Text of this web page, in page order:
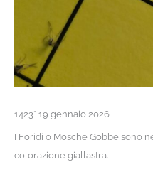
1423* 19 gennaio 2026
I Foridi o Mosche Gobbe sono
colorazione giallastra.